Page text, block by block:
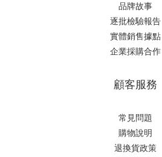
品牌故事
逐批檢驗報告
實體銷售據點
企業採購合作
顧客服務
常見問題
購物說明
退換貨政策